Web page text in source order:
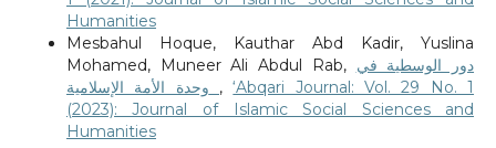
Humanities
Mesbahul Hoque, Kauthar Abd Kadir, Yuslina
Mohamed, Muneer Ali Abdul Rab, دور الوسطية في
,‘Abqari Journal: Vol. 29 No. 1
(2023): Journal of Islamic Social Sciences and
Humanities